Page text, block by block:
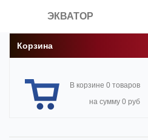
ЭКВАТОР
Корзина
В корзине 0 товаров
на сумму 0 руб